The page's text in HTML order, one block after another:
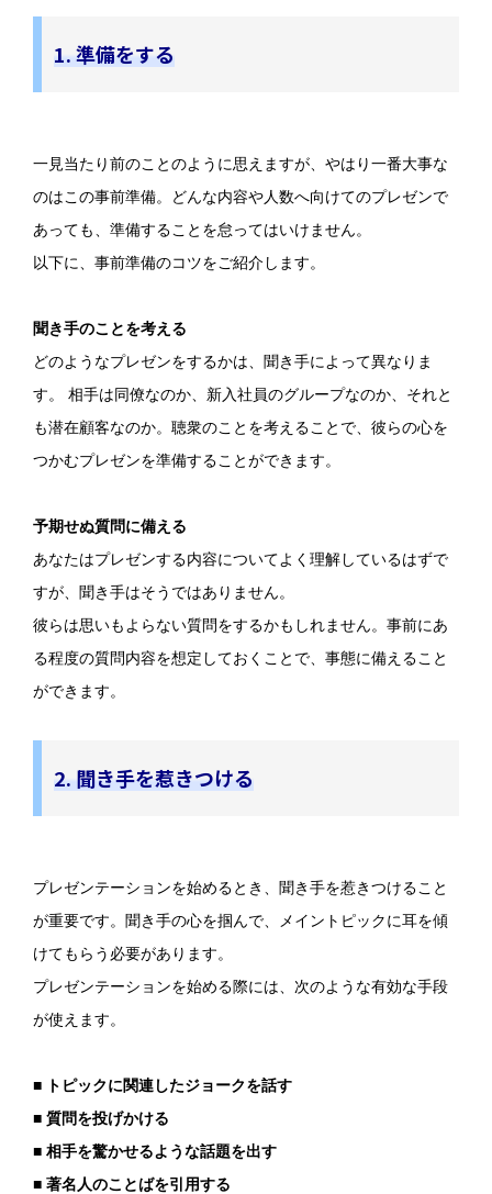
1. 準備をする
一見当たり前のことのように思えますが、やはり一番大事な
のはこの事前準備。どんな内容や人数へ向けてのプレゼンで
あっても、準備することを怠ってはいけません。
以下に、事前準備のコツをご紹介します。
聞き手のことを考える
どのようなプレゼンをするかは、聞き手によって異なりま
す。 相手は同僚なのか、新入社員のグループなのか、それと
も潜在顧客なのか。聴衆のことを考えることで、彼らの心を
つかむプレゼンを準備することができます。
予期せぬ質問に備える
あなたはプレゼンする内容についてよく理解しているはずで
すが、聞き手はそうではありません。
彼らは思いもよらない質問をするかもしれません。事前にあ
る程度の質問内容を想定しておくことで、事態に備えること
ができます。
2. 聞き手を惹きつける
プレゼンテーションを始めるとき、聞き手を惹きつけること
が重要です。聞き手の心を掴んで、メイントピックに耳を傾
けてもらう必要があります。
プレゼンテーションを始める際には、次のような有効な手段
が使えます。
■ トピックに関連したジョークを話す
■ 質問を投げかける
■ 相手を驚かせるような話題を出す
■ 著名人のことばを引用する